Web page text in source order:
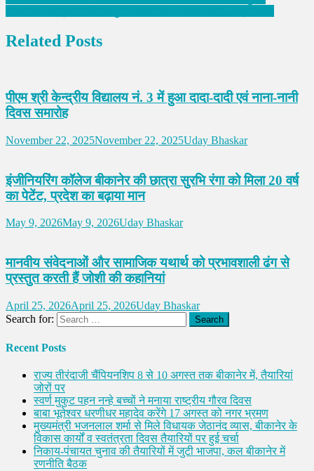
Related Posts
पीएम श्री केन्द्रीय विद्यालय नं. 3 में हुआ दादा-दादी एवं नाना-नानी
दिवस समारोह
November 22, 2025November 22, 2025Uday Bhaskar
इंजीनियरिंग कॉलेज बीकानेर की छात्रा सुरभि रंगा को मिला 20 वर्ष
का पेटेंट, प्रदेश का बढ़ाया मान
May 9, 2026May 9, 2026Uday Bhaskar
मानवीय संवेदनाओं और सामाजिक यथार्थ को प्रभावशाली ढंग से
प्रस्तुत करती हैं जोशी की कहानियां
April 25, 2026April 25, 2026Uday Bhaskar
Search for:
Recent Posts
राज्य तीरंदाजी चैंपियनशिप 8 से 10 अगस्त तक बीकानेर में, तैयारियां
जोरों पर
स्वर्ण मुकुट पहन नन्हे बच्चों ने मनाया राष्ट्रीय गौरव दिवस
बाबा भूतेश्वर धरणीधर महादेव करेंगे 17 अगस्त को नगर भ्रमण
मुख्यमंत्री भजनलाल शर्मा से मिले विधायक जेठानंद व्यास, बीकानेर के
विकास कार्यों व स्वतंत्रता दिवस तैयारियों पर हुई चर्चा
निकाय-पंचायत चुनाव की तैयारियों में जुटी भाजपा, कल बीकानेर में
रणनीति बैठक